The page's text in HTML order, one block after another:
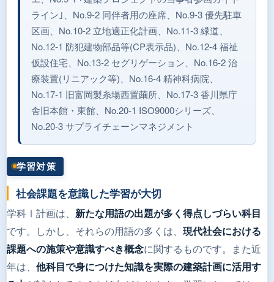
ライン｣、No.9-2 同伴者用の座席、No.9-3 優先駐車
区画、No.10-2 立地適正化計画、No.11-3 緑道、
No.12-1 防犯建物部品等(CP表示品)、No.12-4 福祉
仮設住宅、No.13-2 セグリゲーション、No.16-2 治
療装置(リニアック等)、No.16-4 精神科病院、
No.17-1 旧富岡製糸場西置繭所、No.17-3 香川県庁
舎旧本館・東館、No.20-1 ISO9000シリーズ、
No.20-3 サプライチェーンマネジメント
学習対策
社会課題を意識した学習が大切
学科Ⅰ計画は、 新たな用語の出題が多く得点しづらい科目
です。しかし、それらの用語の多くは、 現代社会における
課題への施策や意識すべき概念に関するものです。また近
年は、 他科目で身につけた知識を実際の建築計画に活用す